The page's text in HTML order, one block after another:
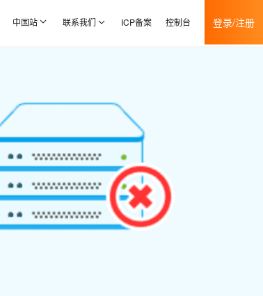
中国站 联系我们 ICP备案 控制台 登录/注册